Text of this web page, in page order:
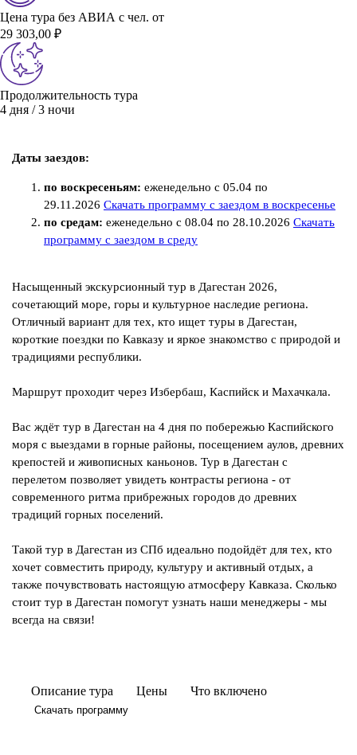
Цена тура без АВИА с чел. от
29 303,00 ₽
Продолжительность тура
4 дня / 3 ночи
Даты заездов:
по воскресеньям: еженедельно с 05.04 по
29.11.2026 Скачать программу с заездом в воскресенье
по средам: еженедельно с 08.04 по 28.10.2026 Скачать
программу с заездом в среду
Насыщенный экскурсионный тур в Дагестан 2026,
сочетающий море, горы и культурное наследие региона.
Отличный вариант для тех, кто ищет туры в Дагестан,
короткие поездки по Кавказу и яркое знакомство с природой и
традициями республики.
Маршрут проходит через Избербаш, Каспийск и Махачкала.
Вас ждёт тур в Дагестан на 4 дня по побережью Каспийского
моря с выездами в горные районы, посещением аулов, древних
крепостей и живописных каньонов. Тур в Дагестан с
перелетом позволяет увидеть контрасты региона - от
современного ритма прибрежных городов до древних
традиций горных поселений.
Такой тур в Дагестан из СПб идеально подойдёт для тех, кто
хочет совместить природу, культуру и активный отдых, а
также почувствовать настоящую атмосферу Кавказа. Сколько
стоит тур в Дагестан помогут узнать наши менеджеры - мы
всегда на связи!
Описание тура Цены Что включено
Скачать программу